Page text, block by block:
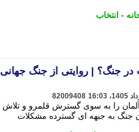
- انتخاب
جنگ؟ | روایتی از جنگ جهانی
82009408
را به سوی گسترش قلمرو و تلاش
جنگ به جبهه ای گسترده مشکلات